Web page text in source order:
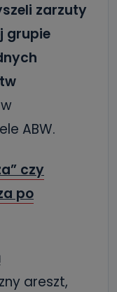
zarzuty
grupie
ABW.
czy
po
areszt,